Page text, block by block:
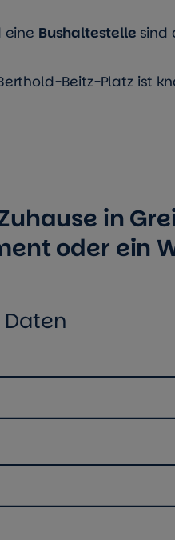
eine Bushaltestelle sind
Beitz-Platz ist
in
oder ein
Daten